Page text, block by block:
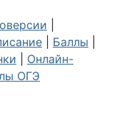
Баллы
Онлайн-
ОГЭ